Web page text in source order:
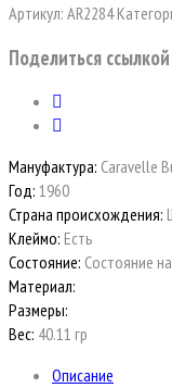
Артикул: AR2284
Поделиться ссылкой
Мануфактура: Caravelle
Год: 1960
Страна происхождения:
Клеймо: Есть
Состояние: Состояние
Материал:
Размеры:
Вес: 40.11 гр
Описание